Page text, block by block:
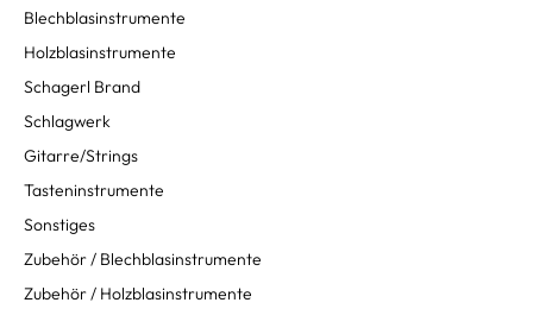
Blechblasinstrumente
Holzblasinstrumente
Schagerl Brand
Schlagwerk
Gitarre/Strings
Tasteninstrumente
Sonstiges
Zubehör / Blechblasinstrumente
Zubehör / Holzblasinstrumente